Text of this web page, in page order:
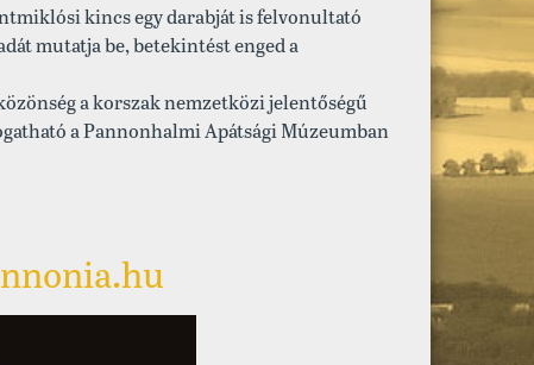
kincs egy darabját is felvonultató
mutatja be, betekintést enged a
a korszak nemzetközi jelentőségű
a Pannonhalmi Apátsági Múzeumban